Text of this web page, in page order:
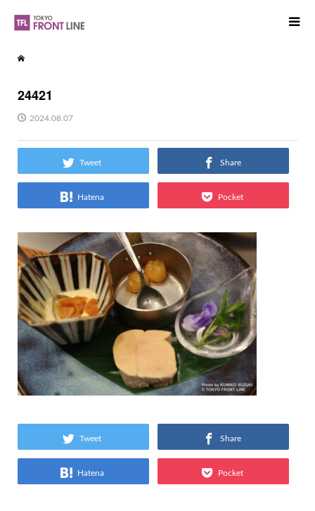
24421
2024.08.07
Tweet Share
Hatena Pocket
Tweet Share
Hatena Pocket